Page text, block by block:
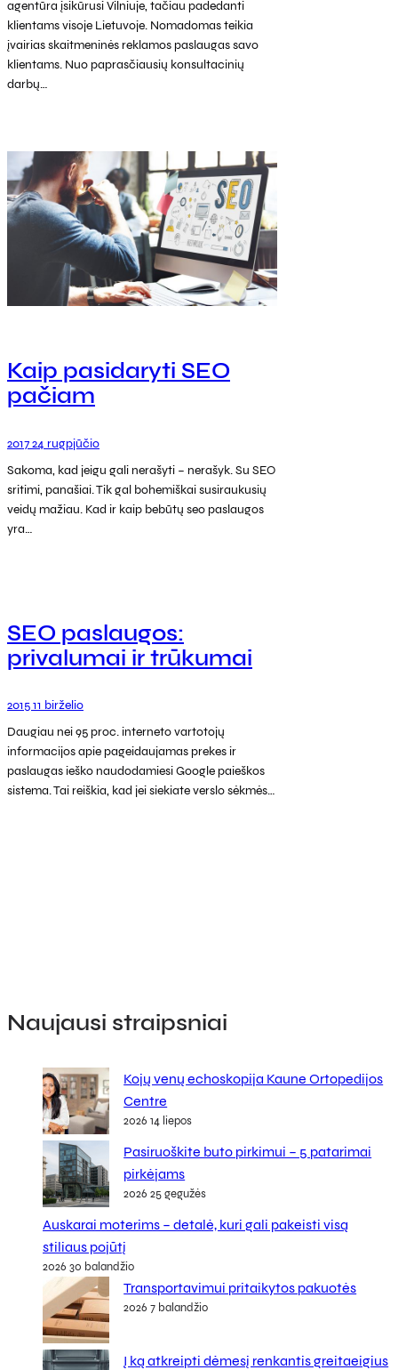
agentūra įsikūrusi Vilniuje, tačiau padedanti
klientams visoje Lietuvoje. Nomadomas teikia
įvairias skaitmeninės reklamos paslaugas savo
klientams. Nuo paprasčiausių konsultacinių
darbų…
Kaip pasidaryti SEO
pačiam
2017 24 rugpjūčio
Sakoma, kad jeigu gali nerašyti – nerašyk. Su SEO
sritimi, panašiai. Tik gal bohemiškai susiraukusių
veidų mažiau. Kad ir kaip bebūtų seo paslaugos
yra…
SEO paslaugos:
privalumai ir trūkumai
2015 11 birželio
Daugiau nei 95 proc. interneto vartotojų
informacijos apie pageidaujamas prekes ir
paslaugas ieško naudodamiesi Google paieškos
sistema. Tai reiškia, kad jei siekiate verslo sėkmės…
Naujausi straipsniai
Kojų venų echoskopija Kaune Ortopedijos
Centre
2026 14 liepos
Pasiruoškite buto pirkimui – 5 patarimai
pirkėjams
2026 25 gegužės
Auskarai moterims – detalė, kuri gali pakeisti visą
stiliaus pojūtį
2026 30 balandžio
Transportavimui pritaikytos pakuotės
2026 7 balandžio
Į ką atkreipti dėmesį renkantis greitaeigius